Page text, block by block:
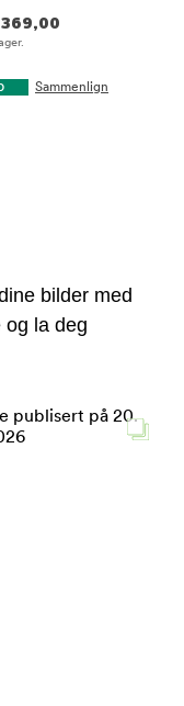
369,00
Sammenlign
bilder med
og la deg